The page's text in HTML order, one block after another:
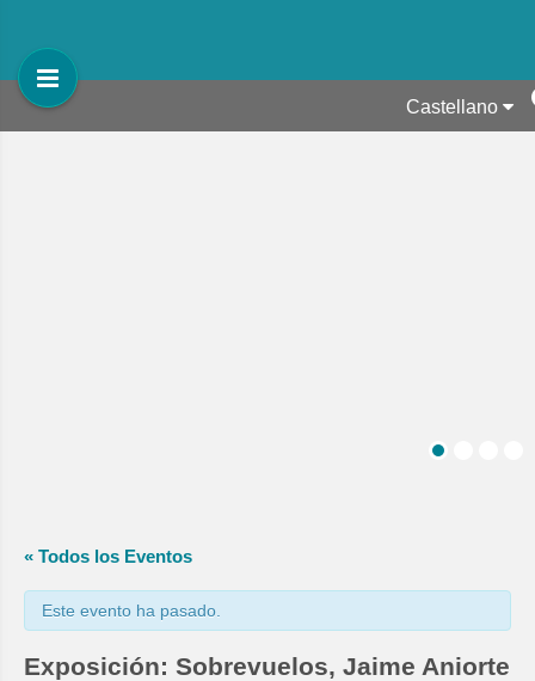
Castellano
« Todos los Eventos
Este evento ha pasado.
Exposición: Sobrevuelos, Jaime Aniorte